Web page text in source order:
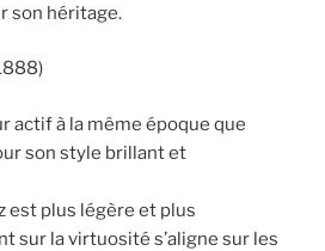
son héritage.
actif à la même époque que
son style brillant et
est plus légère et plus
sur la virtuosité s’aligne sur les